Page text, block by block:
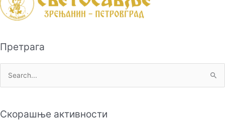
Претрага
тСкорашње активности